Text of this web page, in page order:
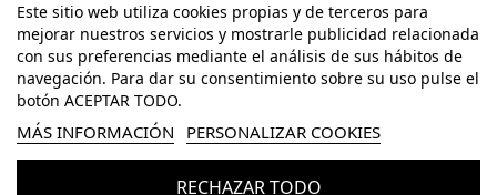
Este sitio web utiliza cookies propias y de terceros para
mejorar nuestros servicios y mostrarle publicidad relacionada
con sus preferencias mediante el análisis de sus hábitos de
navegación. Para dar su consentimiento sobre su uso pulse el
botón ACEPTAR TODO.
MÁS INFORMACIÓN PERSONALIZAR COOKIES
RECHAZAR TODO